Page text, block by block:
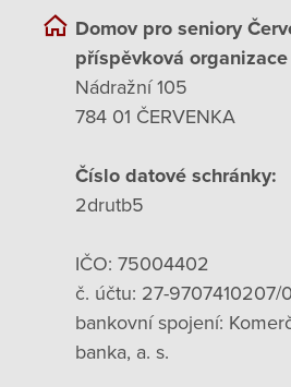
Domov pro seniory
příspěvková organizace
Nádražní 105
784 01 ČERVENKA
Číslo datové schránky:
2drutb5
IČO: 75004402
č. účtu: 27-9707410207/
bankovní spojení:
banka, a. s.